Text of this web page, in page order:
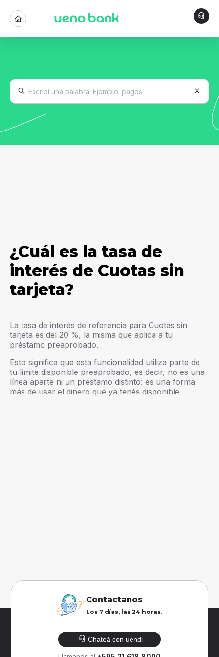
¿Cuál es la tasa de
interés de Cuotas sin
tarjeta?
La tasa de interés de referencia para Cuotas sin
tarjeta es del 20 %, la misma que aplica a tu
préstamo preaprobado.
Esto significa que esta funcionalidad utiliza parte de
tu límite disponible preaprobado, es decir, no es una
línea aparte ni un préstamo distinto: es una forma
más de usar el dinero que ya tenés disponible.
Contactanos
Los 7 días, las 24 horas.
Chateá con uendi